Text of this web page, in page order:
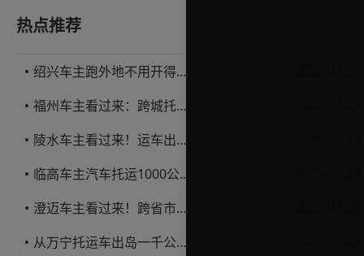
热点推荐
绍兴车主跑外地不用开得累？这份汽车托运实用指南收好不亏
福州车主看过来：跨城托运1000公里，这笔账要怎么算才不亏
陵水车主看过来！运车出岛一千公里，这笔账得这么算
临高车主汽车托运1000公里省钱避坑指南
澄迈车主看过来！跨省市托运私家车，这些账得算明白
从万宁托运车出岛一千公里，这笔钱该怎么花才不踩坑